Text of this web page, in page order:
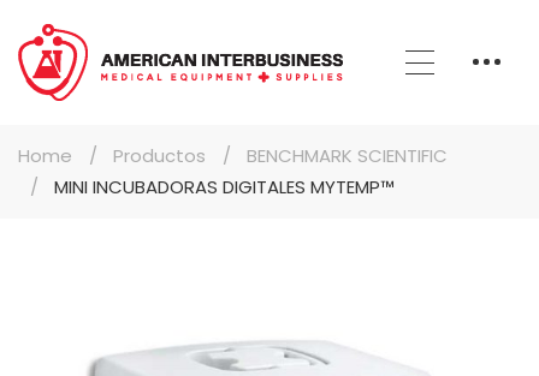
Home Productos
BENCHMARK SCIENTIFIC
MINI INCUBADORAS DIGITALES MYTEMP™